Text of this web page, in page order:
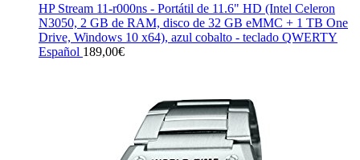
HP Stream 11-r000ns - Portátil de 11.6" HD (Intel Celeron
N3050, 2 GB de RAM, disco de 32 GB eMMC + 1 TB One
Drive, Windows 10 x64), azul cobalto - teclado QWERTY
Español 189,00€